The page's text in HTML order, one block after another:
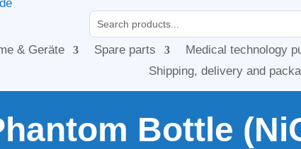
& Geräte Spare parts
Medical technology
Shipping, delivery and
Bottle